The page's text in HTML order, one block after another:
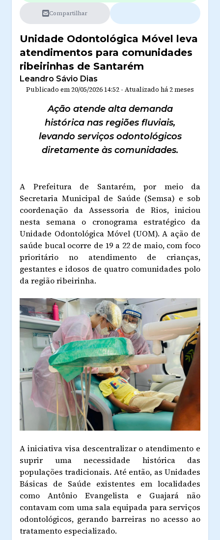
Compartilhar
Unidade Odontológica Móvel leva
atendimentos para comunidades
ribeirinhas de Santarém
Leandro Sávio Dias
Publicado em 20/05/2026 14:52 - Atualizado há 2 meses
Ação atende alta demanda
histórica nas regiões fluviais,
levando serviços odontológicos
diretamente às comunidades.
A Prefeitura de Santarém, por meio da
Secretaria Municipal de Saúde (Semsa) e sob
coordenação da Assessoria de Rios, iniciou
nesta semana o cronograma estratégico da
Unidade Odontológica Móvel (UOM). A ação de
saúde bucal ocorre de 19 a 22 de maio, com foco
prioritário no atendimento de crianças,
gestantes e idosos de quatro comunidades polo
da região ribeirinha.
A iniciativa visa descentralizar o atendimento e
suprir uma necessidade histórica das
populações tradicionais. Até então, as Unidades
Básicas de Saúde existentes em localidades
como Antônio Evangelista e Guajará não
contavam com uma sala equipada para serviços
odontológicos, gerando barreiras no acesso ao
tratamento especializado.